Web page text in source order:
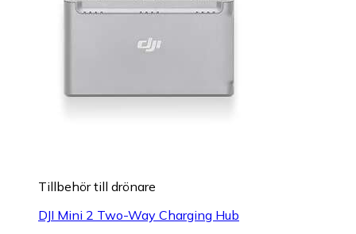
Tillbehör till drönare
DJI Mini 2 Two-Way Charging Hub